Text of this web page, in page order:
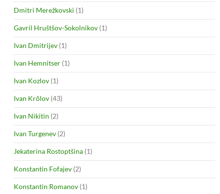
Dmitri Merežkovski (1)
Gavril Hruštšov-Sokolnikov (1)
Ivan Dmitrijev (1)
Ivan Hemnitser (1)
Ivan Kozlov (1)
Ivan Krõlov (43)
Ivan Nikitin (2)
Ivan Turgenev (2)
Jekaterina Rostoptšina (1)
Konstantin Fofajev (2)
Konstantin Romanov (1)